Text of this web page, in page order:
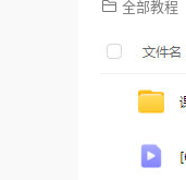
全部教程